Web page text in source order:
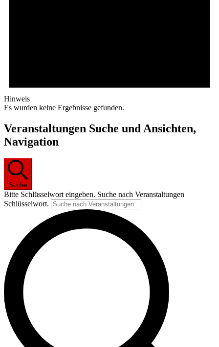
Hinweis
Es wurden keine Ergebnisse gefunden.
Veranstaltungen Suche und Ansichten,
Navigation
Suche
Bitte Schlüsselwort eingeben. Suche nach Veranstaltungen
Schlüsselwort.